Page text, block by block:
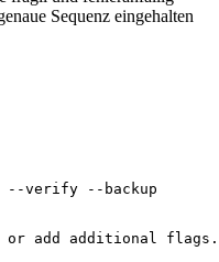
Sequenz eingehalten
--verify --backup
or add additional flags.